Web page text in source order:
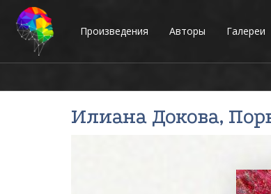
Произведения Авторы Галереи
Илиана Докова,